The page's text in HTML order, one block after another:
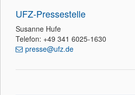
UFZ-Pressestelle
Susanne Hufe
Telefon: +49 341 6025-1630
presse@ufz.de